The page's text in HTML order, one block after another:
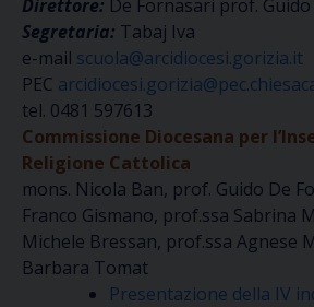
Direttore: De Fornasari prof. Guido
Segretaria: Tabaj Iva
e-mail scuola@arcidiocesi.gorizia.it
PEC
tel. 0481 597613
Commissione Diocesana per
Religione Cattolica
mons. Nicola Ban, prof. Guido De
Franco Gismano, prof.ssa Sabrina
Michele Bressan, prof.ssa Agnese
Barbara Tomat
Presentazione della IV